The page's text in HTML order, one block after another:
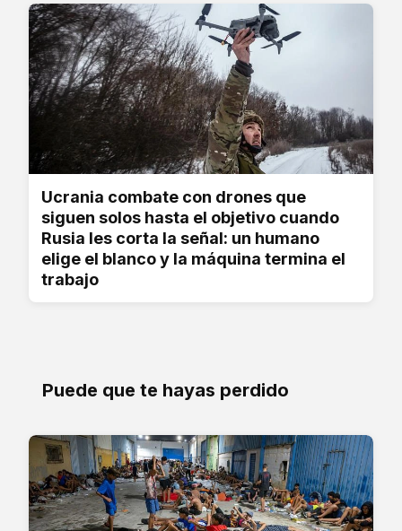
Ucrania combate con drones que
siguen solos hasta el objetivo cuando
Rusia les corta la señal: un humano
elige el blanco y la máquina termina el
trabajo
Puede que te hayas perdido